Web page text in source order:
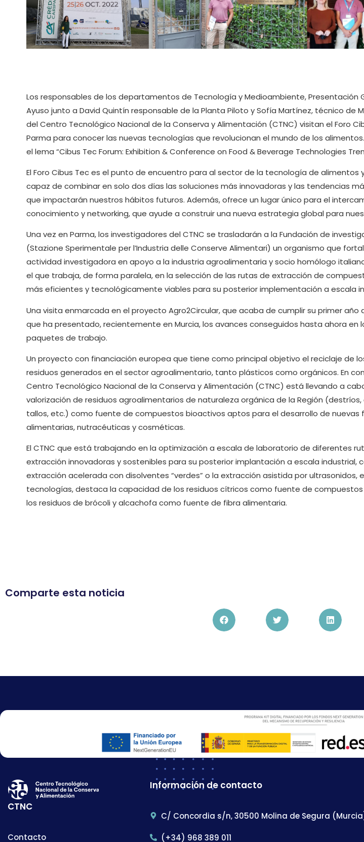
Los responsables de los departamentos de Tecnología y Medioambiente, Presentación
Ayuso junto a David Quintín responsable de la Planta Piloto y Sofía Martínez, técnico de
del Centro Tecnológico Nacional de la Conserva y Alimentación (CTNC) visitan el Foro
Parma para conocer las nuevas tecnologías que revolucionan el mundo de los
el lema “Cibus Tec Forum: Exhibition & Conference on Food & Beverage Technologies
El Foro Cibus Tec es el punto de encuentro para al sector de la tecnología de alimentos
capaz de combinar en solo dos días las soluciones más innovadoras y las tendencias
que impactarán nuestros hábitos futuros. Además, ofrece un lugar único para el
conocimiento y networking, que ayude a construir una nueva estrategia global para
Una vez en Parma, los investigadores del CTNC se trasladarán a la Fundación de
(Stazione Sperimentale per l’Industria delle Conserve Alimentari) un organismo que
actividad investigadora en apoyo a la industria agroalimentaria y socio homólogo
el que trabaja, de forma paralela, en la selección de las rutas de extracción de
más eficientes y tecnológicamente viables para su posterior implementación a escala
Una visita enmarcada en el proyecto Agro2Circular, que acaba de cumplir su primer año
que ha presentado, recientemente en Murcia, los avances conseguidos hasta ahora en
paquetes de trabajo.
Un proyecto con financiación europea que tiene como principal objetivo el reciclaje de
residuos generados en el sector agroalimentario, tanto plásticos como orgánicos. En
Centro Tecnológico Nacional de la Conserva y Alimentación (CTNC) está llevando a
valorización de residuos agroalimentarios de naturaleza orgánica de la Región (destríos,
tallos, etc.) como fuente de compuestos bioactivos aptos para el desarrollo de nuevas
alimentarias, nutracéuticas y cosméticas.
El CTNC que está trabajando en la optimización a escala de laboratorio de diferentes
extracción innovadoras y sostenibles para su posterior implantación a escala industrial,
extracción acelerada con disolventes “verdes” o la extracción asistida por ultrasonidos,
tecnologías, destaca la capacidad de los residuos cítricos como fuente de
los residuos de brócoli y alcachofa como fuente de fibra alimentaria.
Comparte esta noticia
CTNC
Contacto
Información de contacto
C/ Concordia s/n, 30500 Molina de Segura
(+34) 968 389 011